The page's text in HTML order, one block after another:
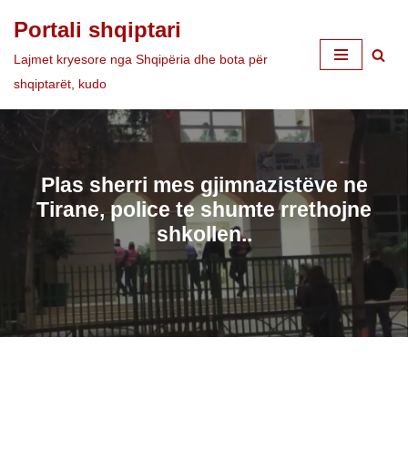
Skip
to
Portali shqiptari
Lajmet kryesore nga Shqipëria dhe bota për
shqiptarët, kudo
Plas sherri mes gjimnazistëve ne
Tirane, police te shumte rrethojne
shkollen..